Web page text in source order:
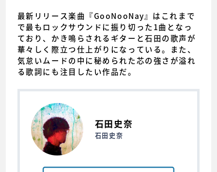
最新リリース楽曲『GooNooNay』はこれまで
で最もロックサウンドに振り切った1曲となっ
ており、かき鳴らされるギターと石田の歌声が
華々しく際立つ仕上がりになっている。また、
気怠いムードの中に秘められた芯の強さが溢れ
る歌詞にも注目したい作品だ。
石田史奈
石田史奈